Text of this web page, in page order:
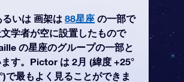
いは 画架は 88星座 の一部で
学者が空に設置したもので
の星座のグループの一部と
す。Pictor は 2月 (緯度 +25°
で最もよく見ることができま